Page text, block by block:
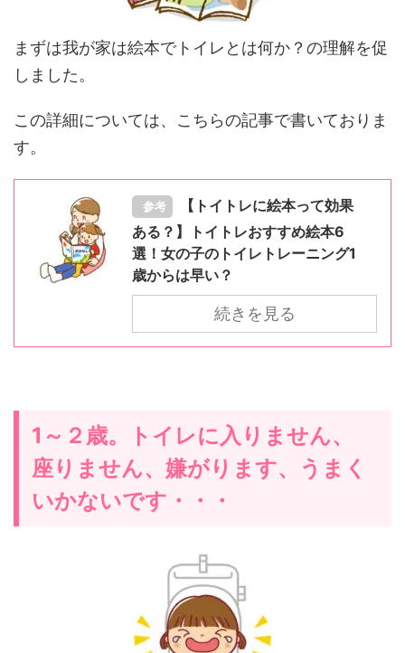
まずは我が家は絵本でトイレとは何か？の理解を促
しました。
この詳細については、こちらの記事で書いておりま
す。
参考
【トイトレに絵本って効果
ある？】トイトレおすすめ絵本6
選！女の子のトイレトレーニング1
歳からは早い？
続きを見る
1～２歳。トイレに入りません、
座りません、嫌がります、うまく
いかないです・・・